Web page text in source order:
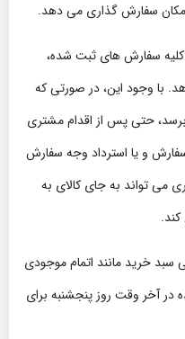
کلیه سفارش های ثبت شده،
با وجود این، در صورتی که
حتی پس از اقدام مشتری
و یا استرداد وجه سفارش
می تواند به جای کالای به
خرید مانند اتمام موجودی
در آخر وقت روز پنجشنبه برای